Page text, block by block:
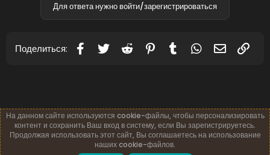
Для ответа нужно войти/зарегистрироваться
Поделиться: Facebook
Twitter Reddit Pinterest
Tumblr WhatsApp
Обратная связь Условия и правила
На данном сайте используются cookie-файлы, чтобы персонализировать
контент и сохранить Ваш вход в систему, если Вы зарегистрируетесь.
Продолжая использовать этот сайт, Вы соглашаетесь на использование
наших cookie-файлов.